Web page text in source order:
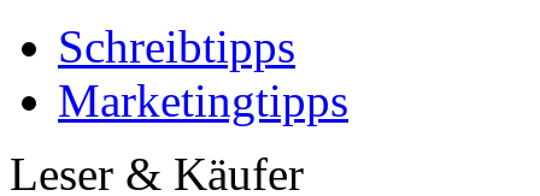
Schreibtipps
Marketingtipps
Leser & Käufer